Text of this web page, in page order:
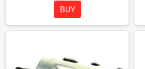
BUY